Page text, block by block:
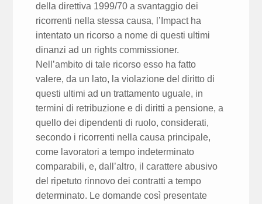
della direttiva 1999/70 a svantaggio dei
ricorrenti nella stessa causa, l’Impact ha
intentato un ricorso a nome di questi ultimi
dinanzi ad un rights commissioner.
Nell’ambito di tale ricorso esso ha fatto
valere, da un lato, la violazione del diritto di
questi ultimi ad un trattamento uguale, in
termini di retribuzione e di diritti a pensione, a
quello dei dipendenti di ruolo, considerati,
secondo i ricorrenti nella causa principale,
come lavoratori a tempo indeterminato
comparabili, e, dall’altro, il carattere abusivo
del ripetuto rinnovo dei contratti a tempo
determinato. Le domande così presentate